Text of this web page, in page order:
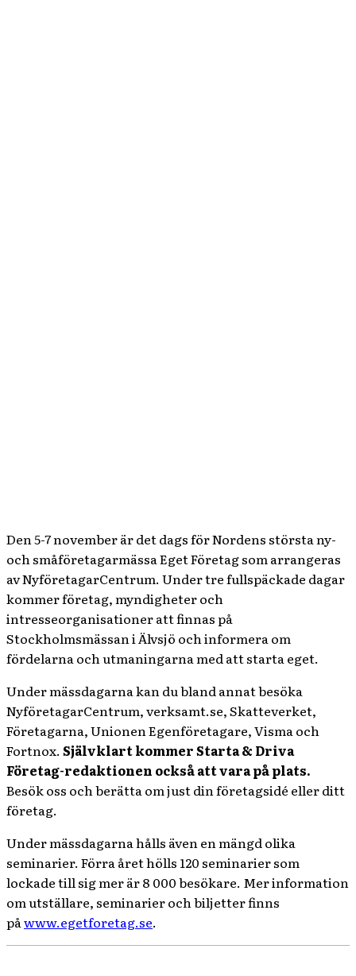
Den 5-7 november är det dags för Nordens största ny-
och småföretagarmässa Eget Företag som arrangeras
av NyföretagarCentrum. Under tre fullspäckade dagar
kommer företag, myndigheter och
intresseorganisationer att finnas på
Stockholmsmässan i Älvsjö och informera om
fördelarna och utmaningarna med att starta eget.
Under mässdagarna kan du bland annat besöka
NyföretagarCentrum, verksamt.se, Skatteverket,
Företagarna, Unionen Egenföretagare, Visma och
Fortnox. Självklart kommer Starta & Driva
Företag-redaktionen också att vara på plats.
Besök oss och berätta om just din företagsidé eller ditt
företag.
Under mässdagarna hålls även en mängd olika
seminarier. Förra året hölls 120 seminarier som
lockade till sig mer är 8 000 besökare. Mer information
om utställare, seminarier och biljetter finns
påwww.egetforetag.se.